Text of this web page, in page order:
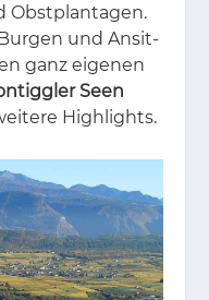
Obst­plan­ta­gen.
Bur­gen und An­sit­
ganz ei­ge­nen
Seen
High­lights.